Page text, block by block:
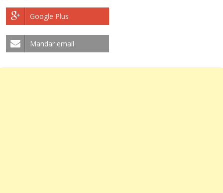
Google Plus
Mandar email